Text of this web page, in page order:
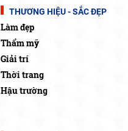
THƯƠNG HIỆU - SẮC ĐẸP
Làm đẹp
Thẩm mỹ
Giải trí
Thời trang
Hậu trường